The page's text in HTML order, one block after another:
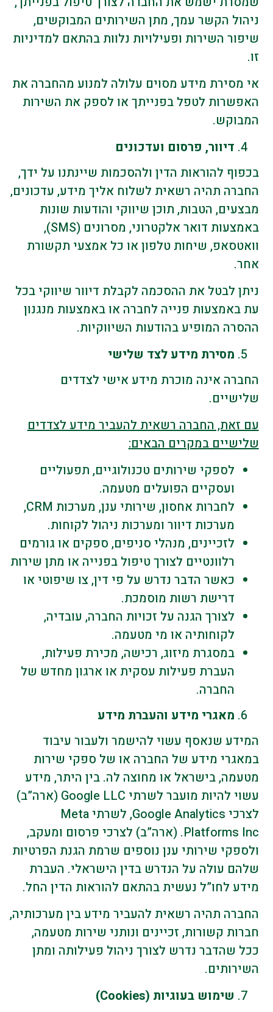
ניהול הקשר עמך, מתן השירותים המבוקשים,
שיפור השירות ופעילויות נלוות בהתאם למדיניות
זו.
אי מסירת מידע מסוים עלולה למנוע מהחברה את
האפשרות לטפל בפנייתך או לספק את השירות
המבוקש.
דיוור, פרסום ועדכונים
בכפוף להוראות הדין ולהסכמות שיינתנו על ידך,
החברה תהיה רשאית לשלוח אליך מידע, עדכונים,
מבצעים, הטבות, תוכן שיווקי והודעות שונות
באמצעות דואר אלקטרוני, מסרונים (SMS),
וואטסאפ, שיחות טלפון או כל אמצעי תקשורת
אחר.
ניתן לבטל את ההסכמה לקבלת דיוור שיווקי בכל
עת באמצעות פנייה לחברה או באמצעות מנגנון
ההסרה המופיע בהודעות השיווקיות.
מסירת מידע לצד שלישי
החברה אינה מוכרת מידע אישי לצדדים
שלישיים.
עם זאת, החברה רשאית להעביר מידע לצדדים
שלישיים במקרים הבאים:
לספקי שירותים טכנולוגיים, תפעוליים
ועסקיים הפועלים מטעמה.
לחברות אחסון, שירותי ענן, מערכות CRM,
מערכות דיוור ומערכות ניהול לקוחות.
לזכיינים, מנהלי סניפים, ספקים או גורמים
רלוונטיים לצורך טיפול בפנייה או מתן שירות
כאשר הדבר נדרש על פי דין, צו שיפוטי או
דרישת רשות מוסמכת.
לצורך הגנה על זכויות החברה, עובדיה,
לקוחותיה או מי מטעמה.
במסגרת מיזוג, רכישה, מכירת פעילות,
העברת פעילות עסקית או ארגון מחדש של
החברה.
מאגרי מידע והעברת מידע
המידע שנאסף עשוי להישמר ולעבור עיבוד
במאגרי מידע של החברה או של ספקי שירות
מטעמה, בישראל או מחוצה לה. בין היתר, מידע
עשוי להיות מועבר לשרתי Google LLC (ארה”ב)
לצרכי Google Analytics, לשרתי Meta
Platforms Inc. (ארה”ב) לצרכי פרסום ומעקב,
ולספקי שירותי ענן נוספים שרמת הגנת הפרטיות
שלהם עולה על הנדרש בדין הישראלי. העברת
מידע לחו”ל נעשית בהתאם להוראות הדין החל.
החברה תהיה רשאית להעביר מידע בין מערכותיה,
חברות קשורות, זכיינים ונותני שירות מטעמה,
ככל שהדבר נדרש לצורך ניהול פעילותה ומתן
השירותים.
שימוש בעוגיות (Cookies)